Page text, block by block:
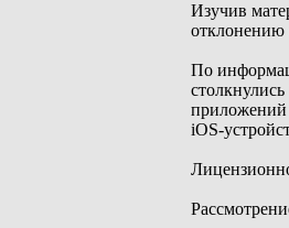
Изучив
отклонению
По
приложений
iOS-